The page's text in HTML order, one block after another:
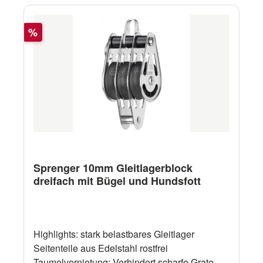
(3499500455) passender Wirbel (3594500156)
Rabatt
%
Sprenger 10mm Gleitlagerblock
dreifach mit Bügel und Hundsfott
Highlights: stark belastbares Gleitlager
Seitenteile aus Edelstahl rostfrei